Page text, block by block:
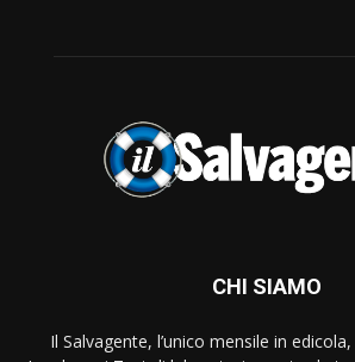
CHI SIAMO
Il Salvagente, l’unico mensile in